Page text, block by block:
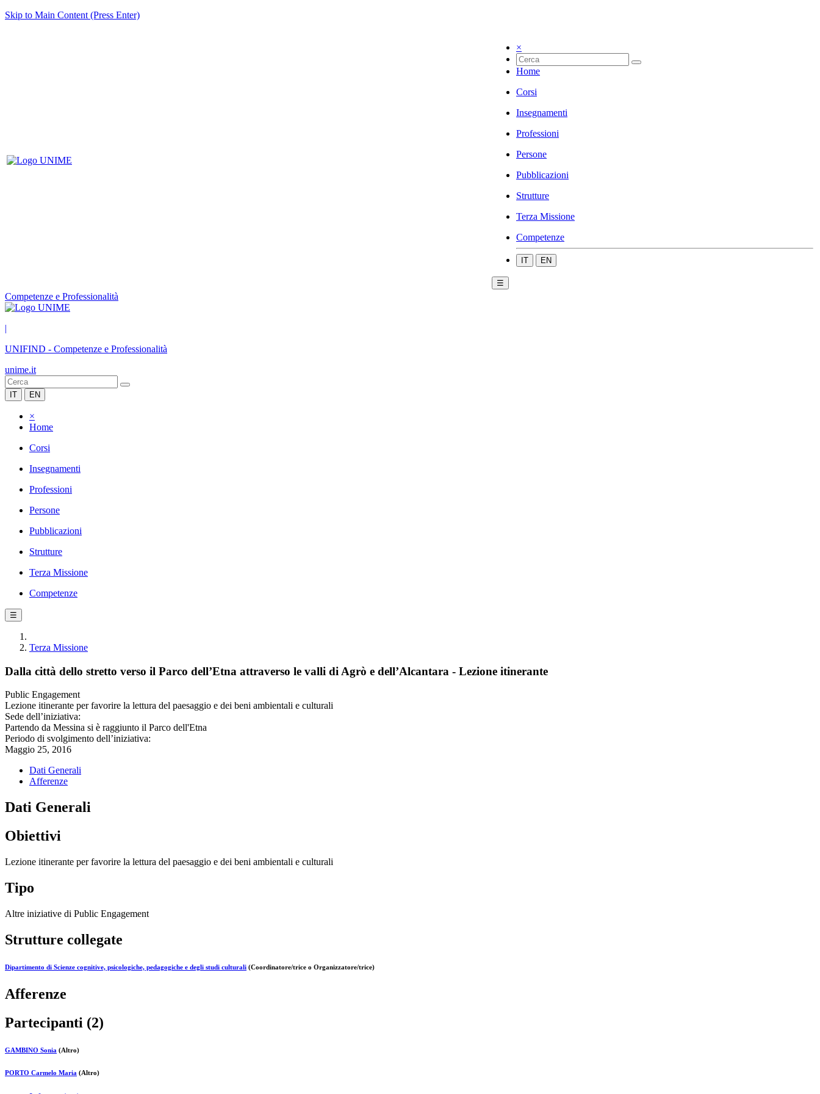
Skip to Main Content (Press Enter)
×
Home
Corsi
Insegnamenti
Professioni
Persone
Pubblicazioni
Strutture
Terza Missione
Competenze
IT EN
☰
Competenze e Professionalità
|
UNIFIND - Competenze e Professionalità
unime.it
IT EN
×
Home
Corsi
Insegnamenti
Professioni
Persone
Pubblicazioni
Strutture
Terza Missione
Competenze
☰
Terza Missione
Dalla città dello stretto verso il Parco dell’Etna attraverso le valli di Agrò e dell’Alcantara - Lezione itinerante
Public Engagement
Lezione itinerante per favorire la lettura del paesaggio e dei beni ambientali e culturali
Sede dell’iniziativa:
Partendo da Messina si è raggiunto il Parco dell'Etna
Periodo di svolgimento dell’iniziativa:
Maggio 25, 2016
Dati Generali
Afferenze
Dati Generali
Obiettivi
Lezione itinerante per favorire la lettura del paesaggio e dei beni ambientali e culturali
Tipo
Altre iniziative di Public Engagement
Strutture collegate
Dipartimento di Scienze cognitive, psicologiche, pedagogiche e degli studi culturali (Coordinatore/trice o Organizzatore/trice)
Afferenze
Partecipanti (2)
GAMBINO Sonia (Altro)
PORTO Carmelo Maria (Altro)